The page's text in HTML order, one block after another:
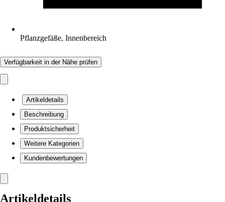
Pflanzgefäße, Innenbereich
Verfügbarkeit in der Nähe prüfen
Artikeldetails
Beschreibung
Produktsicherheit
Weitere Kategorien
Kundenbewertungen
Artikeldetails